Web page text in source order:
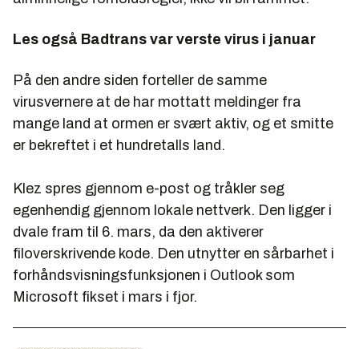
Les også Badtrans var verste virus i januar
På den andre siden forteller de samme
virusvernere at de har mottatt meldinger fra
mange land at ormen er svært aktiv, og et smitte
er bekreftet i et hundretalls land.
Klez spres gjennom e-post og tråkler seg
egenhendig gjennom lokale nettverk. Den ligger i
dvale fram til 6. mars, da den aktiverer
filoverskrivende kode. Den utnytter en sårbarhet i
forhåndsvisningsfunksjonen i Outlook som
Microsoft fikset i mars i fjor.